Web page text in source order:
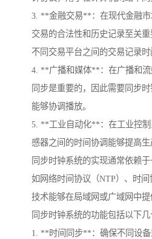
3. **金融交易**：在现代金融
交易的合法性和历史记录至关
不同交易平台之间的交易记录时
4. **广播和媒体**：在广播和
同步是重要的，因此需要同步
能够协调播放。
5. **工业自动化**：在工业控
感器之间的时间协调能够提高生
同步时钟系统的实现通常依赖于
如网络时间协议（NTP）、时
技术能够在局域网或广域网中提
同步时钟系统的功能包括以下几
1. **时间同步**：确保不同设